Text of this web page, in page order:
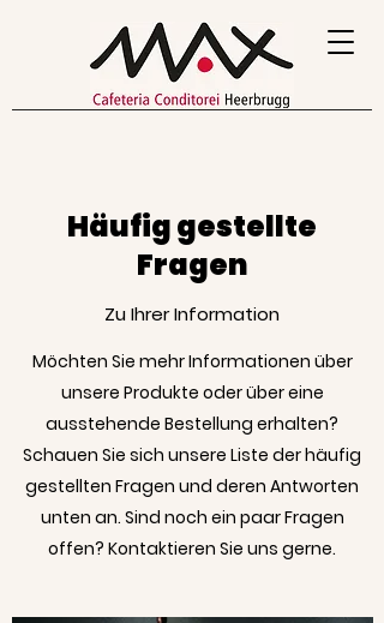
Häufig gestellte
Fragen
Zu Ihrer Information
Möchten Sie mehr Informationen über
unsere Produkte oder über eine
ausstehende Bestellung erhalten?
Schauen Sie sich unsere Liste der häufig
gestellten Fragen und deren Antworten
unten an. Sind noch ein paar Fragen
offen? Kontaktieren Sie uns gerne.